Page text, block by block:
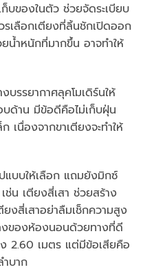
บของในตัว ช่วยจัดระเบียบ
เลือกเตียงที่ลิ้นชักเปิดออก
น้ำหนักที่มากขึ้น อาจทำให้
รรยากาศลุคโมเดิร์นให้
ด้าน มีข้อดีคือไม่เก็บฝุ่น
เนื่องจากขาเตียงจะทำให้
แบบให้เลือก แถมยังมิกซ์
น เตียงสี่เสา ช่วยสร้าง
ยงสี่เสาอย่าลืมเช็กความสูง
งของห้องนอนด้วยทางที่ดี
2.60 เมตร แต่มีข้อเสียคือ
ำบาก